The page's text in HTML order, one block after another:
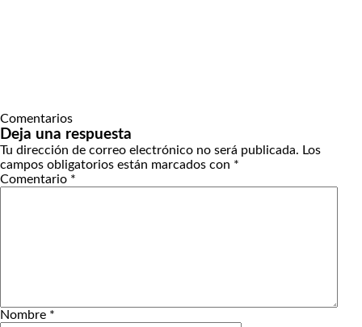
Comentarios
Deja una respuesta
Tu dirección de correo electrónico no será publicada. Los
campos obligatorios están marcados con *
Comentario *
Nombre *